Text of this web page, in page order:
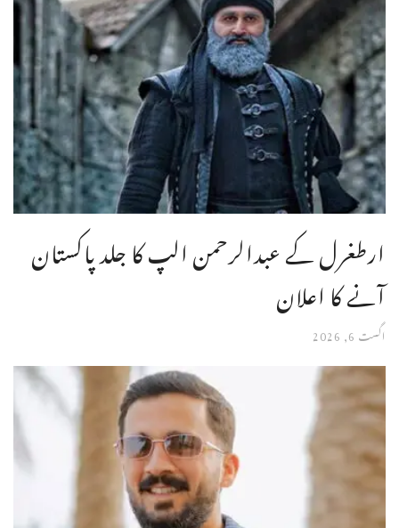
ارطغرل کے عبدالرحمن الپ کا جلد پاکستان
آنے کا اعلان
اگست 6, 2026